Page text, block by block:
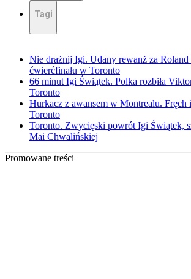
Tagi
Nie drażnij Igi. Udany rewanż za Roland
ćwierćfinału w Toronto
66 minut Igi Świątek. Polka rozbiła
Toronto
Hurkacz z awansem w Montrealu. Fręch
Toronto
Toronto. Zwycięski powrót Igi Świątek,
Mai Chwalińskiej
Promowane treści